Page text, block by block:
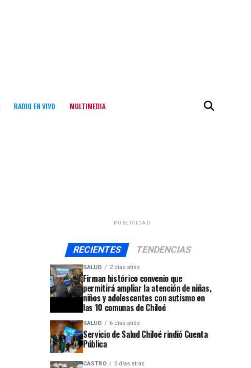
RADIO EN VIVO MULTIMEDIA
PUBLICIDAD
RECIENTES TENDENCIAS
SALUD 2 días atrás
Firman histórico convenio que
permitirá ampliar la atención de niñas,
niños y adolescentes con autismo en
las 10 comunas de Chiloé
SALUD 6 días atrás
Servicio de Salud Chiloé rindió Cuenta
Pública
CASTRO 6 días atrás